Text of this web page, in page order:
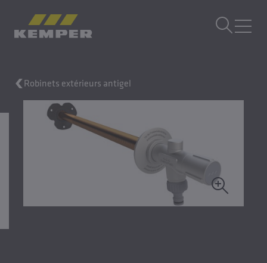
Moulages
Produits laminés
FR| CH sélecteur de langue
Robinets extérieurs antigel